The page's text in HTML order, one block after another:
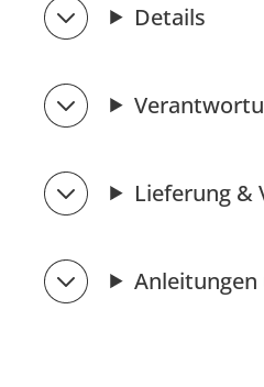
Details
Lieferung &
Anleitungen